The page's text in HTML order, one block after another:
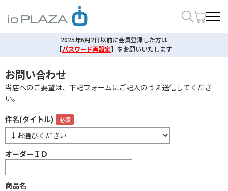
2025年6月2日以前に会員登録した方は
【パスワード再設定】 をお願いいたします
お問い合わせ
当店へのご要望は、下記フォームにご記入のうえ送信してくださ
い。
件名(タイトル)
オーダーＩＤ
商品名